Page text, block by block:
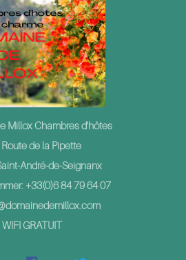
Millox Chambres d'hôtes
de la Pipette
André-de-Seignanx
+33(0)6 84 79 64 07
WIFI GRATUIT